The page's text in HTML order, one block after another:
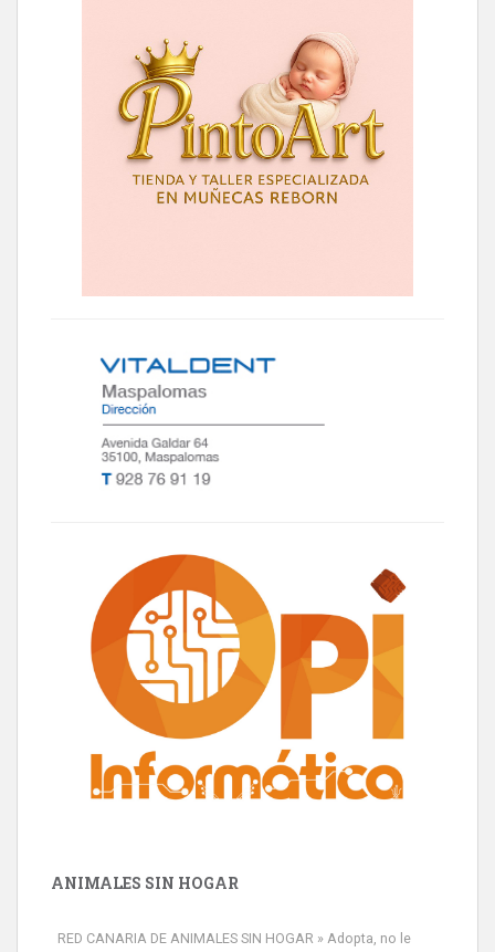
ANIMALES SIN HOGAR
RED CANARIA DE ANIMALES SIN HOGAR » Adopta, no le